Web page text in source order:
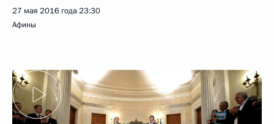
27 мая 2016 года23:30
Афины